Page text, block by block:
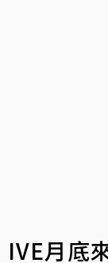
IVE月底